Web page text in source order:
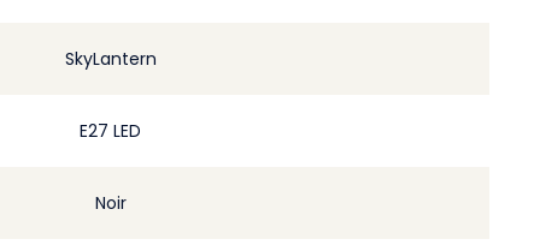
SkyLantern
E27 LED
Noir